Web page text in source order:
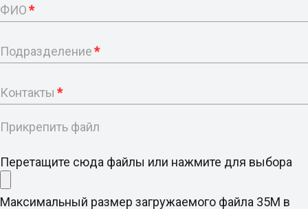
ФИО*
Подразделение*
Контакты *
Прикрепить файл
Перетащите сюда файлы или нажмите для выбора
Максимальный размер загружаемого файла 35M в